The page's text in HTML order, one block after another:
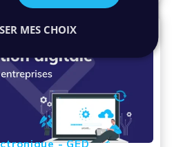
- GED
MES CHOIX